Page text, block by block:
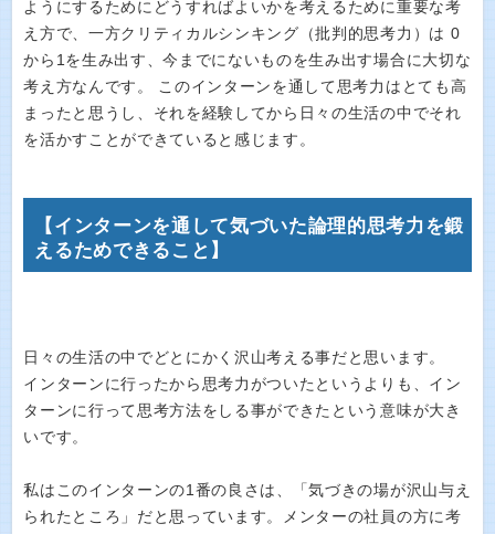
ようにするためにどうすればよいかを考えるために重要な考
え方で、一方クリティカルシンキング（批判的思考力）は 0
から1を生み出す、今までにないものを生み出す場合に大切な
考え方なんです。 このインターンを通して思考力はとても高
まったと思うし、それを経験してから日々の生活の中でそれ
を活かすことができていると感じます。
【インターンを通して気づいた論理的思考力を鍛
えるためできること】
日々の生活の中でどとにかく沢山考える事だと思います。
インターンに行ったから思考力がついたというよりも、イン
ターンに行って思考方法をしる事ができたという意味が大き
いです。
私はこのインターンの1番の良さは、「気づきの場が沢山与え
られたところ」だと思っています。メンターの社員の方に考